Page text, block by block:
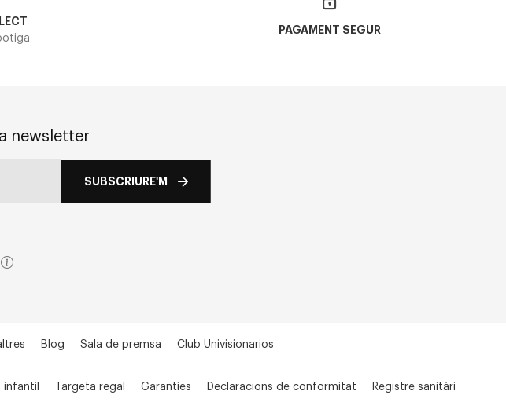
PAGAMENT SEGUR
newsletter
SUBSCRIURE'M
Blog Sala de premsa Club Univisionarios
infantil Targeta regal Garanties Declaracions de conformitat Registre sanitàri